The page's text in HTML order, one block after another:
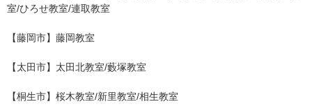
室/ひろせ教室/連取教室
【藤岡市】藤岡教室
【太田市】太田北教室/藪塚教室
【桐生市】桜木教室/新里教室/相生教室